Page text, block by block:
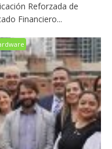
Reforzada de
Financiero...